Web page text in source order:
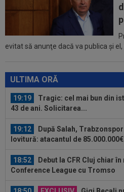
evitat să anunţe dacă va publica şi el,
ULTIMA ORĂ
Cum l-a numit presa din
care le-a adus victoria în Europa...
19:50 LIVE VIDEO&TEXT
CFR
DGS 2 | Heine Larsen a realizat
problemele lui Cătălin Cîrjan: "Are
19:19
Tragic: cel mai bun din
43 de ani. Solicitarea...
19:12
După Salah,
lovitură: atacantul de 85.000.000€
18:52
Debut la CFR Cluj chiar
Conference League cu Tromso